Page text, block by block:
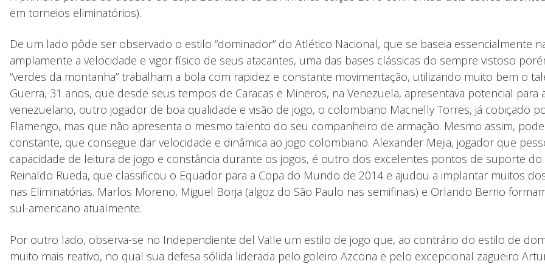
em torneios eliminatórios).
De um lado pôde ser observado o estilo “dominador” do Atlético Nacional, que se baseia essencialmente
amplamente a velocidade e vigor físico de seus atacantes, uma das bases clássicas do sempre vistoso
“verdes da montanha” trabalham a bola com rapidez e constante movimentação, utilizando muito bem o
Guerra, 31 anos, que desde seus tempos de Caracas e Mineros, na Venezuela, apresentava potencial
venezuelano, outro jogador de boa qualidade e visão de jogo, o colombiano Macnelly Torres, já cobiçado
Flamengo, mas que não apresenta o mesmo talento do seu companheiro de armação. Mesmo assim,
constante, que consegue dar velocidade e dinâmica ao jogo colombiano. Alexander Mejia, jogador que
capacidade de leitura de jogo e constância durante os jogos, é outro dos excelentes pontos de suporte
Reinaldo Rueda, que classificou o Equador para a Copa do Mundo de 2014 e ajudou a implantar muitos
nas Eliminatórias. Marlos Moreno, Miguel Borja (algoz do São Paulo nas semifinais) e Orlando Berrio
sul-americano atualmente.
Por outro lado, observa-se no Independiente del Valle um estilo de jogo que, ao contrário do estilo de
muito mais reativo, no qual sua defesa sólida liderada pelo goleiro Azcona e pelo excepcional zagueiro